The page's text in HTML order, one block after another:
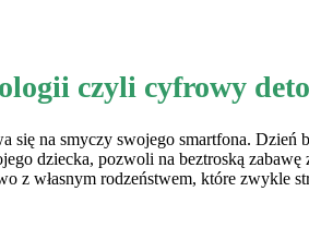
czyli cyfrowy
się na smyczy swojego smartfona.
dziecka, pozwoli na beztroską
z własnym rodzeństwem, które zwykle